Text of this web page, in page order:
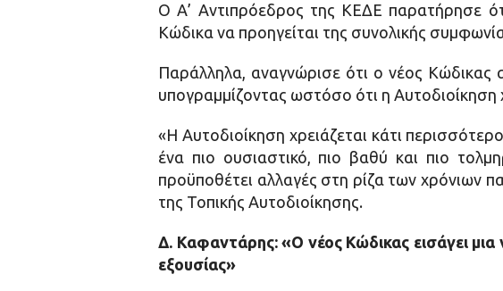
Ο Α’ Αντιπρόεδρος της ΚΕΔΕ παρατήρησε
Κώδικα να προηγείται της συνολικής
Παράλληλα, αναγνώρισε ότι ο νέος Κώδικας
υπογραμμίζοντας ωστόσο ότι η Αυτοδιοίκηση
«Η Αυτοδιοίκηση χρειάζεται κάτι
ένα πιο ουσιαστικό, πιο βαθύ και πιο
προϋποθέτει αλλαγές στη ρίζα των χρόνιων
της Τοπικής Αυτοδιοίκησης.
Δ. Καφαντάρης: «Ο νέος Κώδικας εισάγει
εξουσίας»